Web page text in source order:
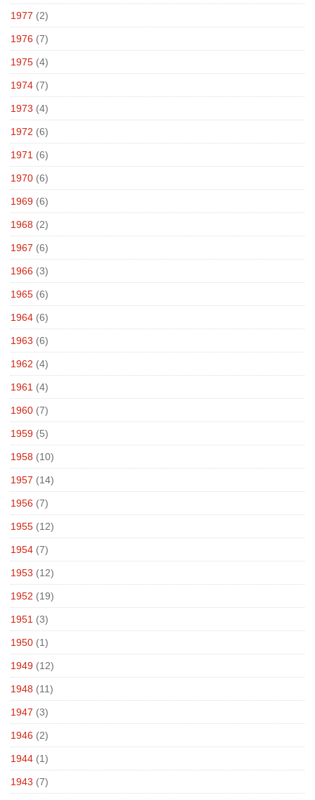
1977 (2)
1976 (7)
1975 (4)
1974 (7)
1973 (4)
1972 (6)
1971 (6)
1970 (6)
1969 (6)
1968 (2)
1967 (6)
1966 (3)
1965 (6)
1964 (6)
1963 (6)
1962 (4)
1961 (4)
1960 (7)
1959 (5)
1958 (10)
1957 (14)
1956 (7)
1955 (12)
1954 (7)
1953 (12)
1952 (19)
1951 (3)
1950 (1)
1949 (12)
1948 (11)
1947 (3)
1946 (2)
1944 (1)
1943 (7)